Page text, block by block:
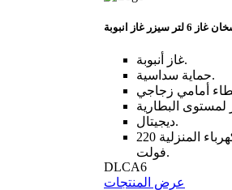
6 لتر سيزر غاز انبوبة
غاز أنبوبة.
حماية سداسية.
ديجيتال.
متاح للتشغيل على الكهرباء المنزلية 220
فولت.
DLCA6
عرض المنتجات